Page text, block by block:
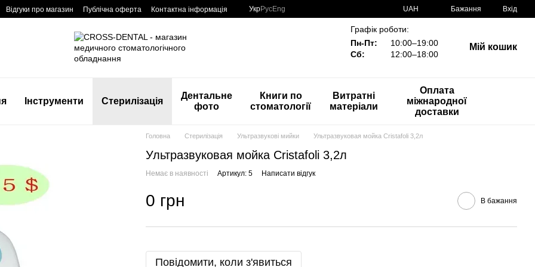
Відгуки про магазин Публічна оферта Контактна інформація УкрРусEng UAH Бажання Вхід
Графік роботи:
Пн-Пт:
10:00–19:00
Сб:
12:00–18:00
Мій кошик
Інструменти Стерилізація
Дентальне
фото
Книги по
стоматології
Витратні
матеріали
Оплата
міжнародної
доставки
Головна Стерилізація Ультразвукові мийки Ультразвуковая мойка Cristafoli 3,2л
Ультразвуковая мойка Cristafoli 3,2л
Немає в наявності Артикул: 5 Написати відгук
0 грн В бажання
Повідомити, коли з'явиться